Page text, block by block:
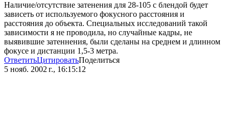
Наличие/отсутствие затенения для 28-105 с блендой будет
зависеть от используемого фокусного расстояния и
расстояния до объекта. Специальных исследований такой
зависимости я не проводила, но случайные кадры, не
выявившие затеннения, были сделаны на среднем и длинном
фокусе и дистанции 1,5-3 метра.
ОтветитьЦитироватьПоделиться
5 нояб. 2002 г., 16:15:12